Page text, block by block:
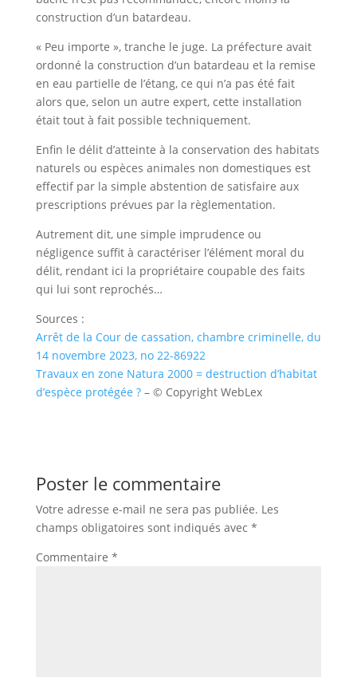
construction d’un batardeau.
« Peu importe », tranche le juge. La préfecture avait
ordonné la construction d’un batardeau et la remise
en eau partielle de l’étang, ce qui n’a pas été fait
alors que, selon un autre expert, cette installation
était tout à fait possible techniquement.
Enfin le délit d’atteinte à la conservation des habitats
naturels ou espèces animales non domestiques est
effectif par la simple abstention de satisfaire aux
prescriptions prévues par la règlementation.
Autrement dit, une simple imprudence ou
négligence suffit à caractériser l’élément moral du
délit, rendant ici la propriétaire coupable des faits
qui lui sont reprochés…
Sources :
Arrêt de la Cour de cassation, chambre criminelle, du
14 novembre 2023, no 22-86922
Travaux en zone Natura 2000 = destruction d’habitat
d’espèce protégée ?– © Copyright WebLex
Poster le commentaire
Votre adresse e-mail ne sera pas publiée. Les
champs obligatoires sont indiqués avec *
Commentaire *